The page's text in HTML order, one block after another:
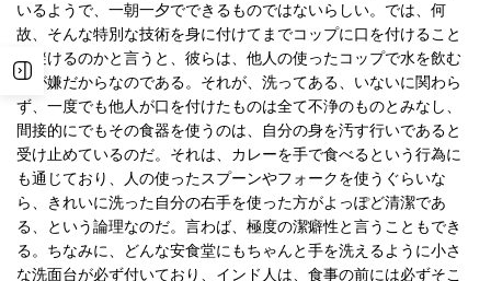
いるようで、一朝一夕でできるものではないらしい。では、何
故、そんな特別な技術を身に付けてまでコップに口を付けること
を避けるのかと言うと、彼らは、他人の使ったコップで水を飲む
のが嫌だからなのである。それが、洗ってある、いないに関わら
ず、一度でも他人が口を付けたものは全て不浄のものとみなし、
間接的にでもその食器を使うのは、自分の身を汚す行いであると
受け止めているのだ。それは、カレーを手で食べるという行為に
も通じており、人の使ったスプーンやフォークを使うぐらいな
ら、きれいに洗った自分の右手を使った方がよっぽど清潔であ
る、という論理なのだ。言わば、極度の潔癖性と言うこともでき
る。ちなみに、どんな安食堂にもちゃんと手を洗えるように小さ
な洗面台が必ず付いており、インド人は、食事の前には必ずそこ